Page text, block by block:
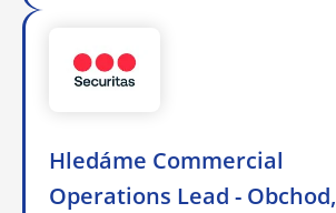
Hledáme Commercial
Operations Lead - Obchod,